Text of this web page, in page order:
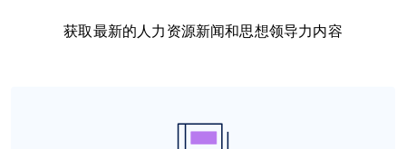
获取最新的人力资源新闻和思想领导力内容